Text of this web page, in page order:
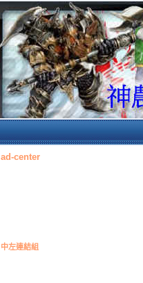
ad-center
中左連結組